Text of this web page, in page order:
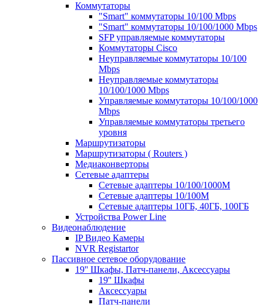
Коммутаторы
"Smart" коммутаторы 10/100 Mbps
"Smart" коммутаторы 10/100/1000 Mbps
SFP управляемые коммутаторы
Коммутаторы Cisco
Неуправляемые коммутаторы 10/100
Mbps
Неуправляемые коммутаторы
10/100/1000 Mbps
Управляемые коммутаторы 10/100/1000
Mbps
Управляемые коммутаторы третьего
уровня
Маршрутизаторы
Маршрутизаторы ( Routers )
Медиаконверторы
Сетевые адаптеры
Сетевые адаптеры 10/100/1000М
Сетевые адаптеры 10/100M
Сетевые адаптеры 10ГБ, 40ГБ, 100ГБ
Устройства Power Line
Видеонаблюдение
IP Видео Камеры
NVR Registartor
Пассивное сетевое оборудование
19'' Шкафы, Патч-панели, Аксессуары
19'' Шкафы
Аксессуары
Патч-панели